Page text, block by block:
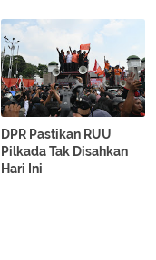
DPR Pastikan RUU
Pilkada Tak Disahkan
Hari Ini